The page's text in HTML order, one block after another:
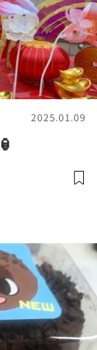
2025.01.09